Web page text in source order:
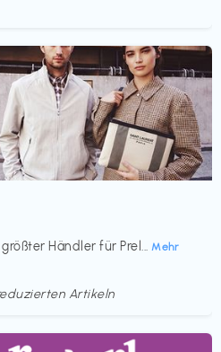
Händler für Prel... Mehr
Artikeln